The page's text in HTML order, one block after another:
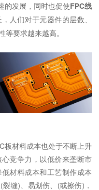
的发展，同时也促使FPC线
人们对于元器件的层数、
要求越来越高。
板材料成本也处于不断上升
竞争力，以低价来垄断市
材料成本和工艺制作成本
缝)、易划伤、(或擦伤)，